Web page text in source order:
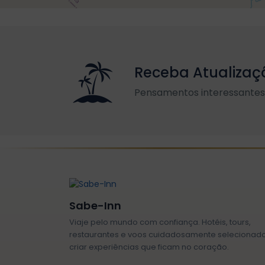
Receba
Pensamentos
Sabe-Inn
Viaje pelo mundo com confiança. Hotéis, tours,
restaurantes e voos cuidadosamente
criar experiências que ficam no coração.